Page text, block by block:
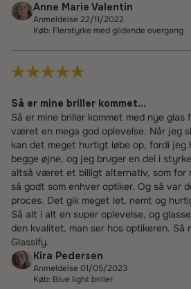
Anne Marie Valentin
Anmeldelse 22/11/2022
Køb: Flerstyrke med glidende overgang
Så er mine briller kommet...
Så er mine briller kommet med nye
været en mega god oplevelse. Når jeg
kan det meget hurtigt løbe op, fordi jeg
begge øjne, og jeg bruger en del i
altså været et billigt alternativ, som for
så godt som enhver optiker. Og så var
proces. Det gik meget let, nemt og
Så alt i alt en super oplevelse, og
den kvalitet, man ser hos optikeren. Så
Glassify.
Kira Pedersen
Anmeldelse 01/05/2023
Køb: Blue light briller